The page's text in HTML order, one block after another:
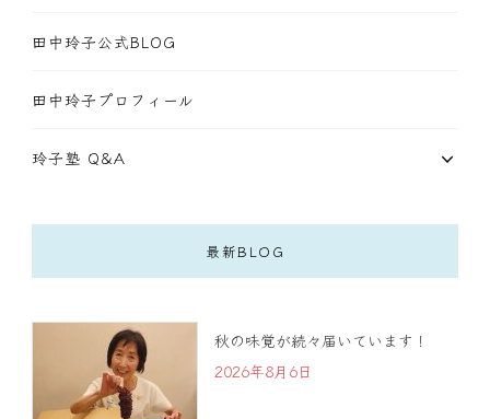
田中玲子公式BLOG
田中玲子プロフィール
玲子塾 Q&A
最新BLOG
秋の味覚が続々届いています！
2026年8月6日